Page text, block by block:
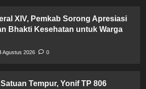
XIV, Pemkab Sorong Apresiasi
Bhakti Kesehatan untuk Warga
Agustus 2026
0
Tempur, Yonif TP 806